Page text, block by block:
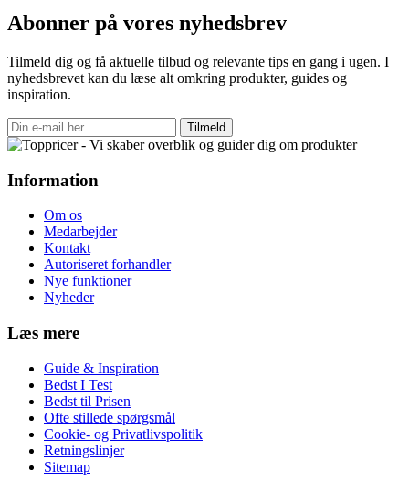
Abonner på vores nyhedsbrev
Tilmeld dig og få aktuelle tilbud og relevante tips en gang i ugen. I
nyhedsbrevet kan du læse alt omkring produkter, guides og
inspiration.
Tilmeld
Information
Om os
Medarbejder
Kontakt
Autoriseret forhandler
Nye funktioner
Nyheder
Læs mere
Guide & Inspiration
Bedst I Test
Bedst til Prisen
Ofte stillede spørgsmål
Cookie- og Privatlivspolitik
Retningslinjer
Sitemap